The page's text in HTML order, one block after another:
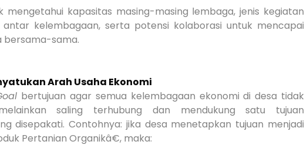
mengetahui kapasitas masing-masing lembaga, jenis kegiatan
antar kelembagaan, serta potensi kolaborasi untuk mencapai
bersama-sama.
Arah Usaha Ekonomi
bertujuan agar semua kelembagaan ekonomi di desa tidak
saling terhubung dan mendukung satu tujuan
disepakati. Contohnya: jika desa menetapkan tujuan menjadi
Pertanian Organikâ€, maka: